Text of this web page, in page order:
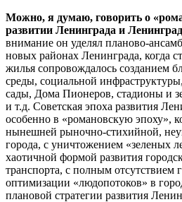
Можно, я думаю, говорить о
развитии Ленинграда и
внимание он уделял планово-
новых районах Ленинграда, когда
жилья сопровождалось созданием
среды, социальной
сады, Дома Пионеров, стадионы и
и т.д. Советская эпоха развития
особенно в «романовскую эпоху»,
нынешней рыночно-стихийной,
города, с уничтожением «зеленых
хаотичной формой развития
транспорта, с полным отсутствием
оптимизации «людопотоков» в
плановой стратегии развития